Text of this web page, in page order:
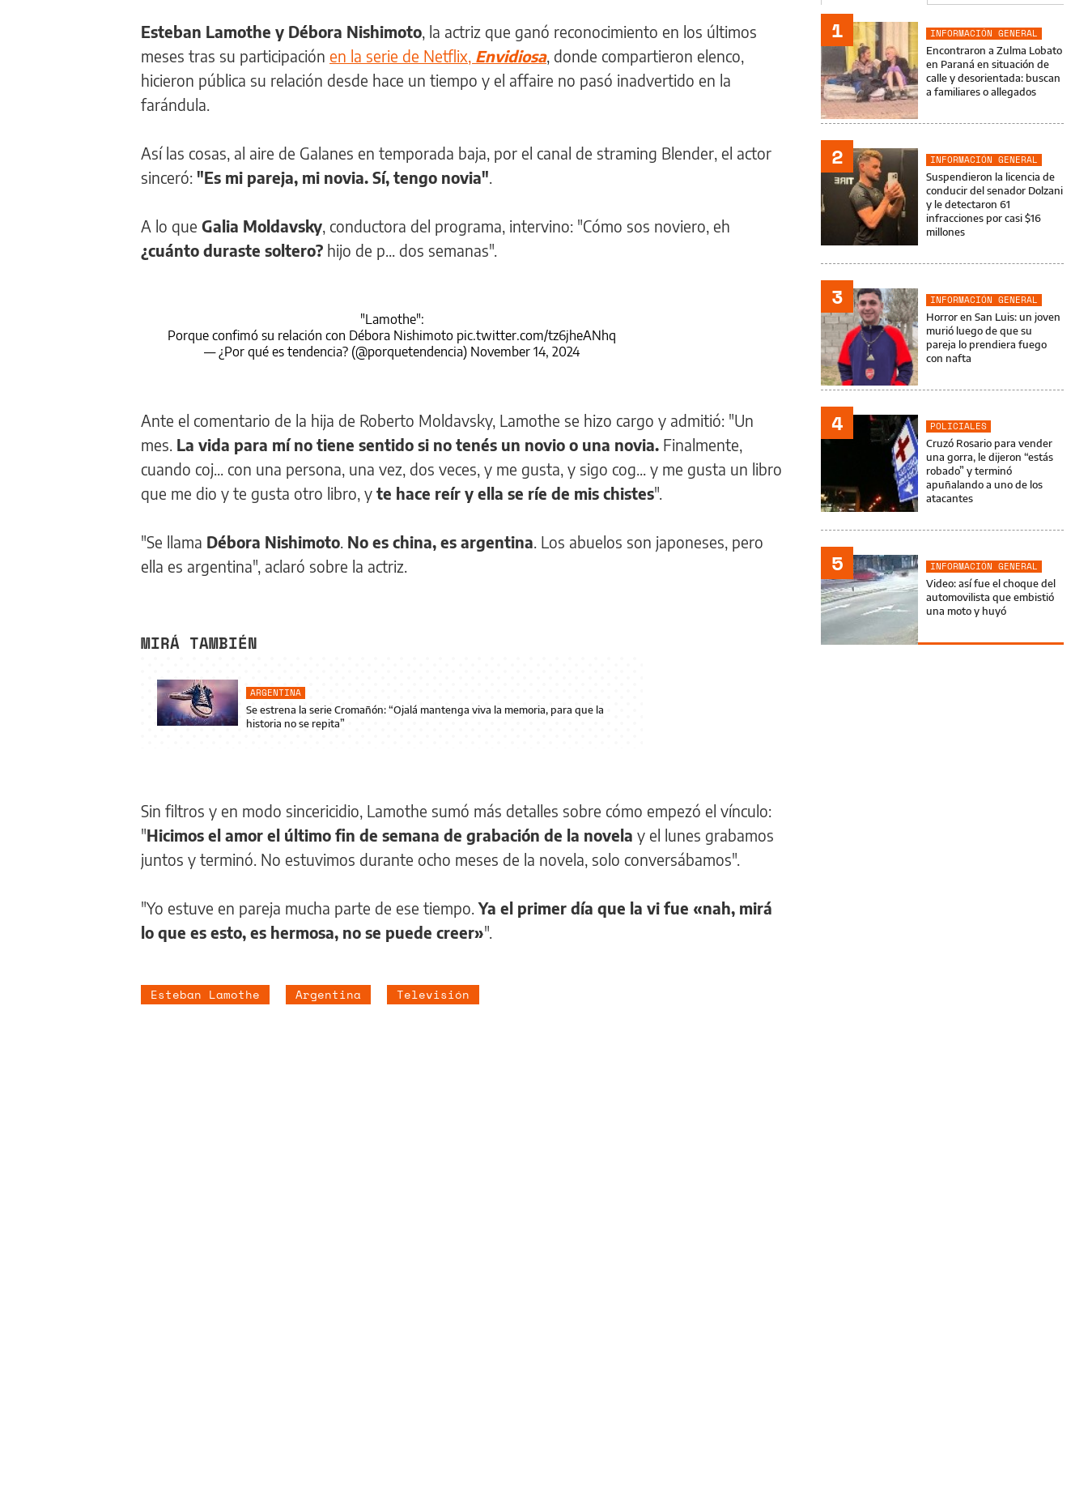
Esteban Lamothe y Débora Nishimoto, la actriz que ganó reconocimiento en los últimos
meses tras su participación en la serie de Netflix, Envidiosa, donde compartieron elenco,
hicieron pública su relación desde hace un tiempo y el affaire no pasó inadvertido en la
farándula.
Así las cosas, al aire de Galanes en temporada baja, por el canal de straming Blender, el actor
sinceró: "Es mi pareja, mi novia. Sí, tengo novia".
A lo que Galia Moldavsky, conductora del programa, intervino: "Cómo sos noviero, eh
¿cuánto duraste soltero? hijo de p... dos semanas".
"Lamothe":
Porque confimó su relación con Débora Nishimoto pic.twitter.com/tz6jheANhq
— ¿Por qué es tendencia? (@porquetendencia) November 14, 2024
Ante el comentario de la hija de Roberto Moldavsky, Lamothe se hizo cargo y admitió: "Un
mes. La vida para mí no tiene sentido si no tenés un novio o una novia. Finalmente,
cuando coj... con una persona, una vez, dos veces, y me gusta, y sigo cog... y me gusta un libro
que me dio y te gusta otro libro, y te hace reír y ella se ríe de mis chistes".
"Se llama Débora Nishimoto. No es china, es argentina. Los abuelos son japoneses, pero
ella es argentina", aclaró sobre la actriz.
MIRÁ TAMBIÉN
ARGENTINA
Se estrena la serie Cromañón: “Ojalá mantenga viva la memoria, para que la
historia no se repita”
Sin filtros y en modo sincericidio, Lamothe sumó más detalles sobre cómo empezó el vínculo:
"Hicimos el amor el último fin de semana de grabación de la novela y el lunes grabamos
juntos y terminó. No estuvimos durante ocho meses de la novela, solo conversábamos".
"Yo estuve en pareja mucha parte de ese tiempo.Ya el primer día que la vi fue «nah, mirá
lo que es esto, es hermosa, no se puede creer»".
Esteban Lamothe Argentina Televisión
1
INFORMACIÓN GENERAL
Encontraron a Zulma Lobato
en Paraná en situación de
calle y desorientada: buscan
a familiares o allegados
2
INFORMACIÓN GENERAL
Suspendieron la licencia de
conducir del senador Dolzani
y le detectaron 61
infracciones por casi $16
millones
3
INFORMACIÓN GENERAL
Horror en San Luis: un joven
murió luego de que su
pareja lo prendiera fuego
con nafta
4
POLICIALES
Cruzó Rosario para vender
una gorra, le dijeron “estás
robado” y terminó
apuñalando a uno de los
atacantes
5
INFORMACIÓN GENERAL
Video: así fue el choque del
automovilista que embistió
una moto y huyó